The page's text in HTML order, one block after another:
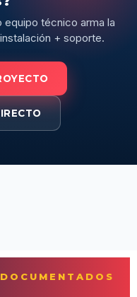
técnico arma la
+ soporte.